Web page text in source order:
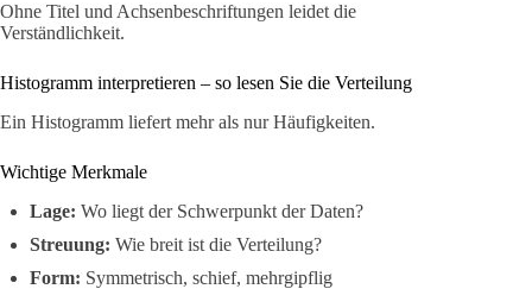
Ohne Titel und Achsenbeschriftungen leidet die
Verständlichkeit.
Histogramm interpretieren – so lesen Sie die Verteilung
Ein Histogramm liefert mehr als nur Häufigkeiten.
Wichtige Merkmale
Lage: Wo liegt der Schwerpunkt der Daten?
Streuung: Wie breit ist die Verteilung?
Form: Symmetrisch, schief, mehrgipflig